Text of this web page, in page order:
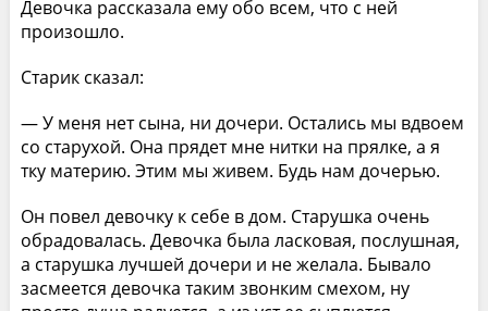
Девочка рассказала ему обо всем, что с ней
произошло.
Старик сказал:
— У меня нет сына, ни дочери. Остались мы вдвоем
со старухой. Она прядет мне нитки на прялке, а я
тку материю. Этим мы живем. Будь нам дочерью.
Он повел девочку к себе в дом. Старушка очень
обрадовалась. Девочка была ласковая, послушная,
а старушка лучшей дочери и не желала. Бывало
засмеется девочка таким звонким смехом, ну